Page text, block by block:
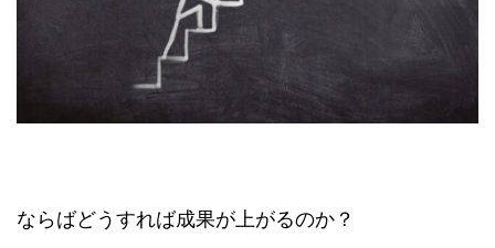
ならばどうすれば成果が上がるのか？